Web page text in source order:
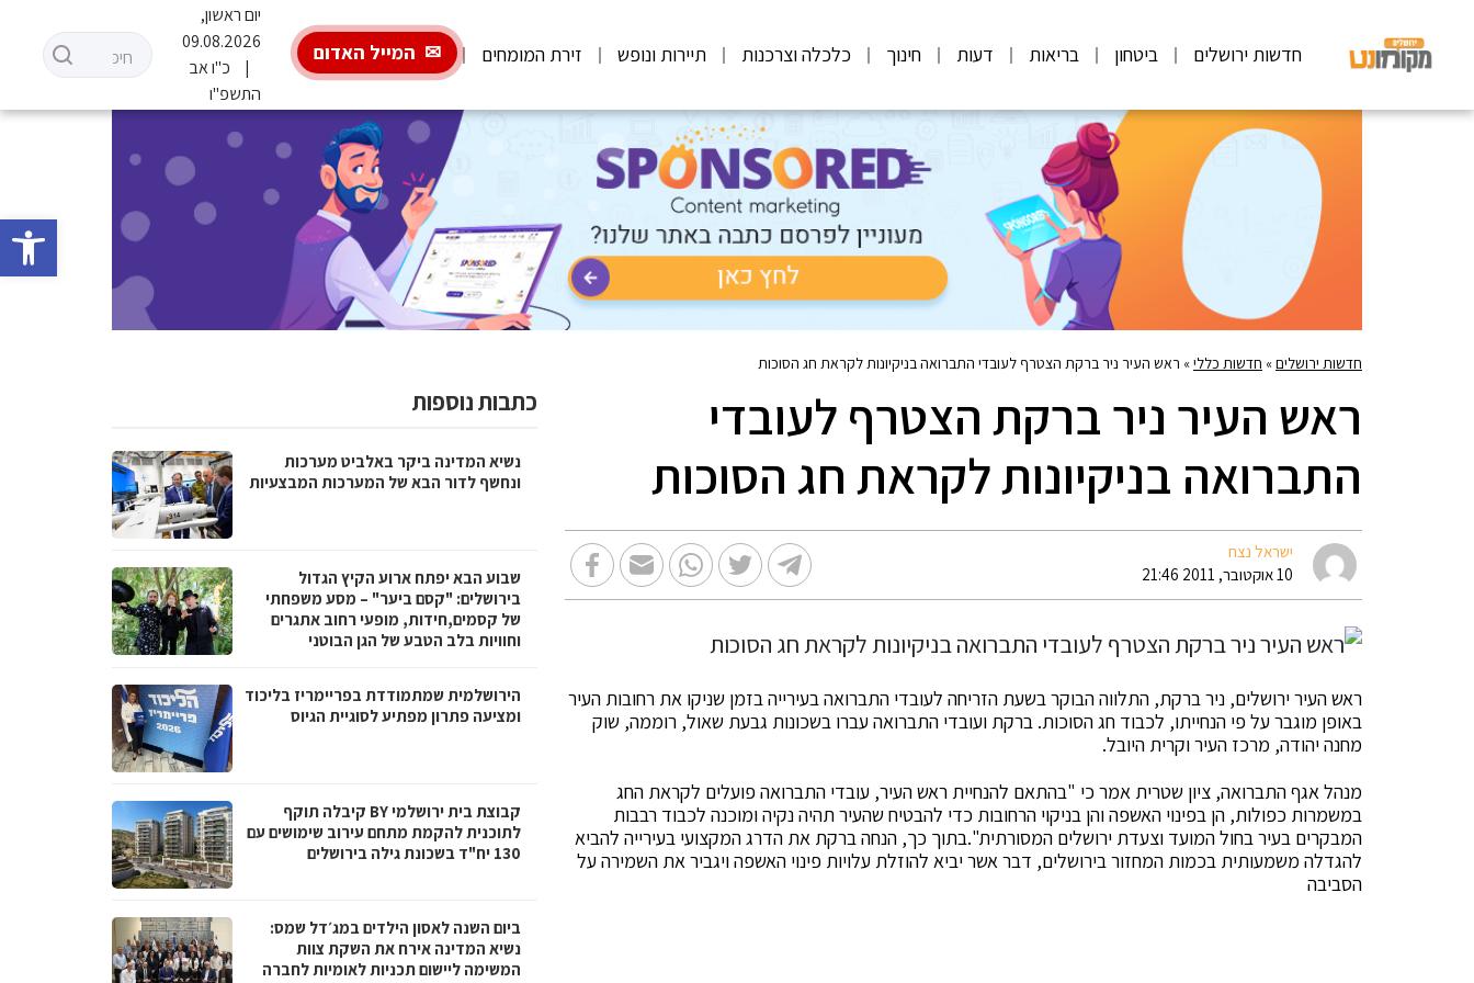
פתח
חדשות ירושלים ביטחון בריאות דעות חינוך כלכלה וצרכנות תיירות ונופש זירת המומחים המייל האדום
יום ראשון,
09.08.2026
כ"ו אב
התשפ"ו
חדשות ירושלים» חדשות כללי» ראש העיר ניר ברקת הצטרף לעובדי התברואה בניקיונות לקראת חג הסוכות
ראש העיר ניר ברקת הצטרף לעובדי
התברואה בניקיונות לקראת חג הסוכות
ישראל נצח
10 אוקטובר, 2011 21:46
ראש העיר ירושלים, ניר ברקת, התלווה הבוקר בשעת הזריחה לעובדי התברואה בעירייה בזמן שניקו את רחובות העיר
באופן מוגבר על פי הנחייתו, לכבוד חג הסוכות. ברקת ועובדי התברואה עברו בשכונות גבעת שאול, רוממה, שוק
מחנה יהודה, מרכז העיר וקרית היובל.
מנהל אגף התברואה, ציון שטרית אמר כי "בהתאם להנחיית ראש העיר, עובדי התברואה פועלים לקראת החג
במשמרות כפולות, הן בפינוי האשפה והן בניקוי הרחובות כדי להבטיח שהעיר תהיה נקיה ומוכנה לכבוד רבבות
המבקרים בעיר בחול המועד וצעדת ירושלים המסורתית".בתוך כך, הנחה ברקת את הדרג המקצועי בעירייה להביא
להגדלה משמעותית בכמות המחזור בירושלים, דבר אשר יביא להוזלת עלויות פינוי האשפה ויגביר את השמירה על
הסביבה
כתבות נוספות
נשיא המדינה ביקר באלביט מערכות
ונחשף לדור הבא של המערכות המבצעיות
שבוע הבא יפתח ארוע הקיץ הגדול
בירושלים: "קסם ביער" – מסע משפחתי
של קסמים,חידות, מופעי רחוב אתגרים
וחוויות בלב הטבע של הגן הבוטני
הירושלמית שמתמודדת בפריימריז בליכוד
ומציעה פתרון מפתיע לסוגיית הגיוס
קבוצת בית ירושלמי BY קיבלה תוקף
לתוכנית להקמת מתחם עירוב שימושים עם
130 יח"ד בשכונת גילה בירושלים
ביום השנה לאסון הילדים במג׳דל שמס:
נשיא המדינה אירח את השקת צוות
המשימה ליישום תכניות לאומיות לחברה